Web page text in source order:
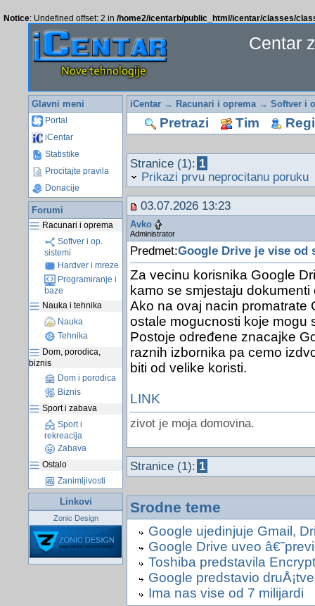
Notice: Undefined offset: 2 in /home2/icentarb/public_html/icentar/classes/
Centar
Glavni meni
Portal
iCentar
Statistike
Procitajte pravila
Donacije
Forumi
Racunari i oprema
Softver i op.
sistemi
Hardver i mreze
Programiranje i
baze
Nauka i tehnika
Nauka
Tehnika
Dom, porodica,
biznis
Dom i porodica
Biznis
Sport i zabava
Sport i
rekreacija
Zabava
Ostalo
Zanimljivosti
Linkovi
Zonic Design
iCentar→ Racunari i oprema→ Softver i
Pretrazi Tim
Stranice (1): 1
Prikazi prvu neprocitanu poruku
03.07.2026 13:23
Avko
Administrator
Predmet:Google Drive je vise od
Za vecinu korisnika Google
kamo se smjestaju
Ako na ovaj nacin promatrate
ostale mogucnosti koje mogu
Postoje određene znacajke
raznih izbornika pa cemo
biti od velike koristi.
LINK
zivot je moja domovina.
Stranice (1): 1
Srodne teme
Google ujedinjuje Gmail,
Google Drive uveo
Toshiba predstavila
Google predstavio
Ima nas vise od 7 milijardi